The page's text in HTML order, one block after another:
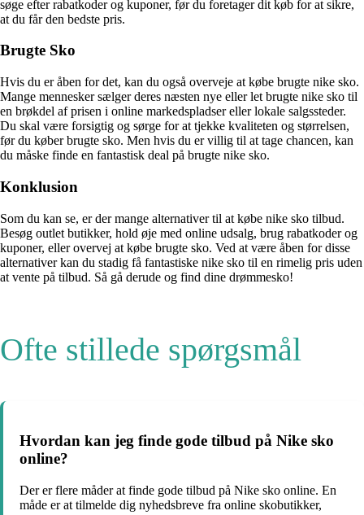
søge efter rabatkoder og kuponer, før du foretager dit køb for at sikre,
at du får den bedste pris.
Brugte Sko
Hvis du er åben for det, kan du også overveje at købe brugte nike sko.
Mange mennesker sælger deres næsten nye eller let brugte nike sko til
en brøkdel af prisen i online markedspladser eller lokale salgssteder.
Du skal være forsigtig og sørge for at tjekke kvaliteten og størrelsen,
før du køber brugte sko. Men hvis du er villig til at tage chancen, kan
du måske finde en fantastisk deal på brugte nike sko.
Konklusion
Som du kan se, er der mange alternativer til at købe nike sko tilbud.
Besøg outlet butikker, hold øje med online udsalg, brug rabatkoder og
kuponer, eller overvej at købe brugte sko. Ved at være åben for disse
alternativer kan du stadig få fantastiske nike sko til en rimelig pris uden
at vente på tilbud. Så gå derude og find dine drømmesko!
Ofte stillede spørgsmål
Hvordan kan jeg finde gode tilbud på Nike sko
online?
Der er flere måder at finde gode tilbud på Nike sko online. En
måde er at tilmelde dig nyhedsbreve fra online skobutikker,